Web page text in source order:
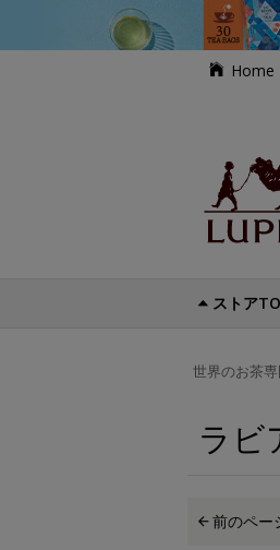
Home
ストア
世界のお茶
ラビ
前のペー